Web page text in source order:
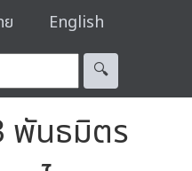
ย English
🔍︎
พันธมิตร